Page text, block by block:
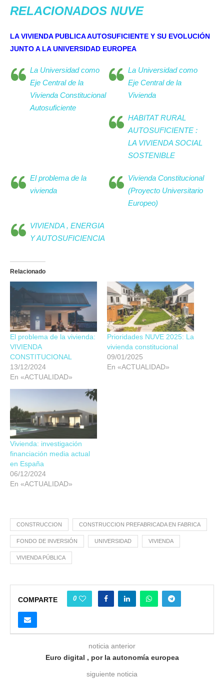
RELACIONADOS NUVE
LA VIVIENDA PUBLICA AUTOSUFICIENTE Y SU EVOLUCIÓN
JUNTO A LA UNIVERSIDAD EUROPEA
La Universidad como
Eje Central de la
Vivienda Constitucional
Autosuficiente
La Universidad como
Eje Central de la
Vivienda
HABITAT RURAL
AUTOSUFICIENTE :
LA VIVIENDA SOCIAL
SOSTENIBLE
El problema de la
vivienda
Vivienda Constitucional
(Proyecto Universitario
Europeo)
VIVIENDA , ENERGIA
Y AUTOSUFICIENCIA
Relacionado
El problema de la vivienda:
VIVIENDA
CONSTITUCIONAL
13/12/2024
En «ACTUALIDAD»
Prioridades NUVE 2025: La
vivienda constitucional
09/01/2025
En «ACTUALIDAD»
Vivienda: investigación
financiación media actual
en España
06/12/2024
En «ACTUALIDAD»
CONSTRUCCION CONSTRUCCION PREFABRICADA EN FABRICA
FONDO DE INVERSIÓN UNIVERSIDAD VIVIENDA
VIVIENDA PÚBLICA
COMPARTE 0
noticia anterior
Euro digital , por la autonomía europea
siguiente noticia